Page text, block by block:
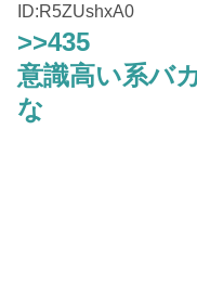
ID:R5ZUshxA0
>>435
意識高い系バ
な